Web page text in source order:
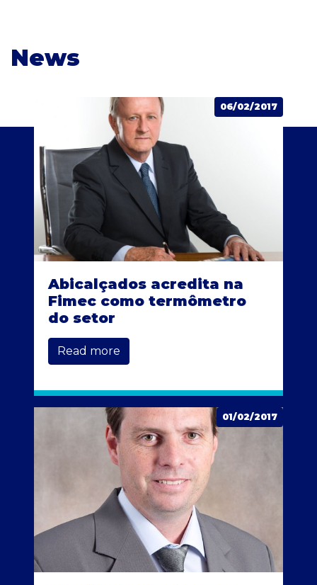
News
06/02/2017
Abicalçados acredita na
Fimec como termômetro
do setor
Read more
01/02/2017